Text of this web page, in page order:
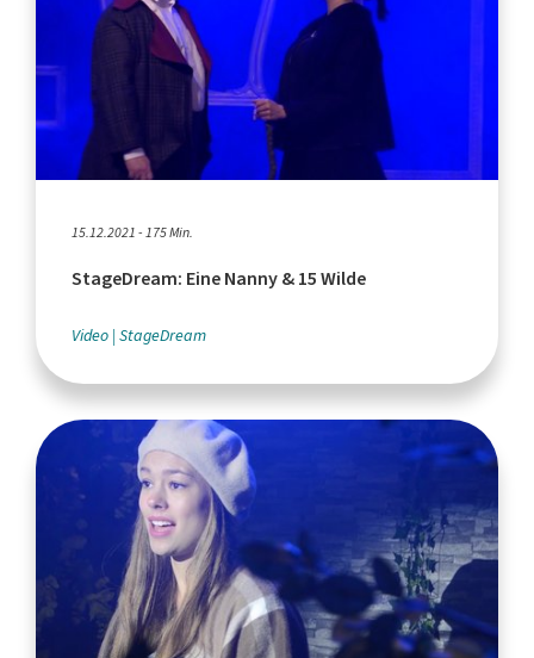
15.12.2021 - 175 Min.
StageDream: Eine Nanny & 15 Wilde
Video StageDream